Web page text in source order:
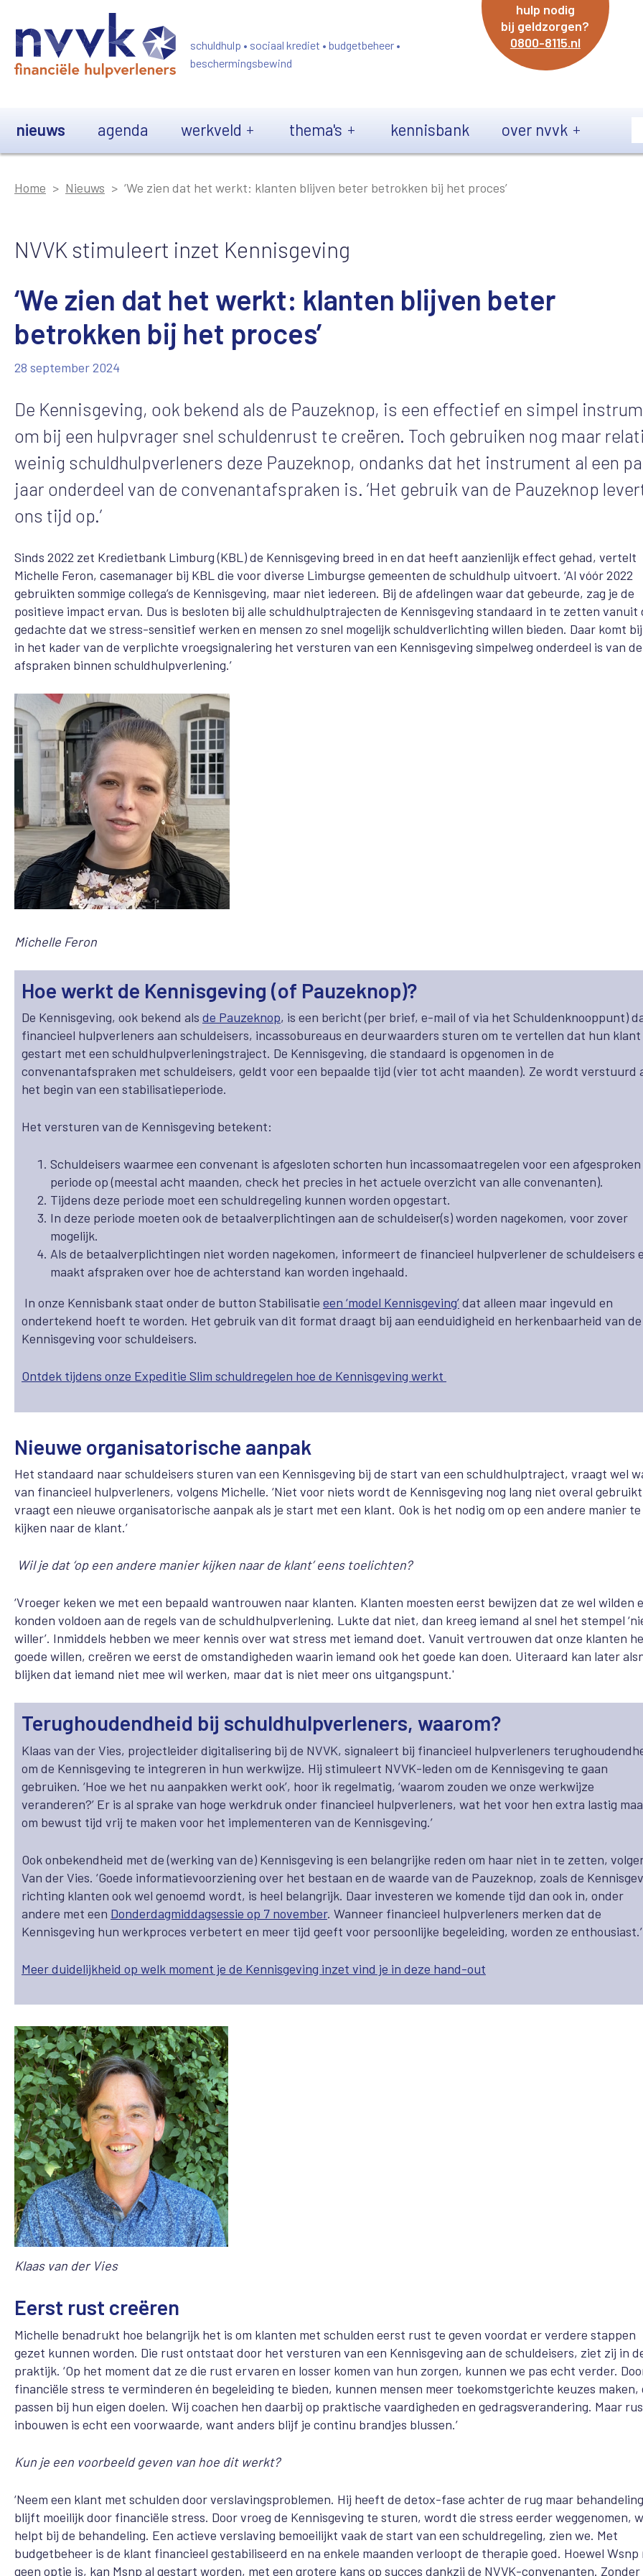
schuldhulp • sociaal krediet • budgetbeheer •
beschermingsbewind
hulp nodig
bij geldzorgen?
0800-8115.nl
nieuws agenda werkveld thema's kennisbank over nvvk
Home Nieuws ‘We zien dat het werkt: klanten blijven beter betrokken bij het proces’
NVVK stimuleert inzet Kennisgeving
‘We zien dat het werkt: klanten blijven beter
betrokken bij het proces’
28 september 2024
De Kennisgeving, ook bekend als de Pauzeknop, is een effectief en simpel
om bij een hulpvrager snel schuldenrust te creëren. Toch gebruiken nog maar
weinig schuldhulpverleners deze Pauzeknop, ondanks dat het instrument al een
jaar onderdeel van de convenantafspraken is. ‘Het gebruik van de Pauzeknop
ons tijd op.’
Sinds 2022 zet Kredietbank Limburg (KBL) de Kennisgeving breed in en dat heeft aanzienlijk effect gehad, vertelt
Michelle Feron, casemanager bij KBL die voor diverse Limburgse gemeenten de schuldhulp uitvoert. ‘Al vóór 2022
gebruikten sommige collega’s de Kennisgeving, maar niet iedereen. Bij de afdelingen waar dat gebeurde, zag je de
positieve impact ervan. Dus is besloten bij alle schuldhulptrajecten de Kennisgeving standaard in te zetten vanuit
gedachte dat we stress-sensitief werken en mensen zo snel mogelijk schuldverlichting willen bieden. Daar komt
in het kader van de verplichte vroegsignalering het versturen van een Kennisgeving simpelweg onderdeel is van de
afspraken binnen schuldhulpverlening.’
Michelle Feron
Hoe werkt de Kennisgeving (of Pauzeknop)?
De Kennisgeving, ook bekend als de Pauzeknop, is een bericht (per brief, e-mail of via het Schuldenknooppunt)
financieel hulpverleners aan schuldeisers, incassobureaus en deurwaarders sturen om te vertellen dat hun klant
gestart met een schuldhulpverleningstraject. De Kennisgeving, die standaard is opgenomen in de
convenantafspraken met schuldeisers, geldt voor een bepaalde tijd (vier tot acht maanden). Ze wordt verstuurd
het begin van een stabilisatieperiode.
Het versturen van de Kennisgeving betekent:
Schuldeisers waarmee een convenant is afgesloten schorten hun incassomaatregelen voor een afgesproken
periode op (meestal acht maanden, check het precies in het actuele overzicht van alle convenanten).
Tijdens deze periode moet een schuldregeling kunnen worden opgestart.
In deze periode moeten ook de betaalverplichtingen aan de schuldeiser(s) worden nagekomen, voor zover
mogelijk.
Als de betaalverplichtingen niet worden nagekomen, informeert de financieel hulpverlener de schuldeisers
maakt afspraken over hoe de achterstand kan worden ingehaald.
In onze Kennisbank staat onder de button Stabilisatie een ‘model Kennisgeving’dat alleen maar ingevuld en
ondertekend hoeft te worden. Het gebruik van dit format draagt bij aan eenduidigheid en herkenbaarheid van de
Kennisgeving voor schuldeisers.
Ontdek tijdens onze Expeditie Slim schuldregelen hoe de Kennisgeving werkt
Nieuwe organisatorische aanpak
Het standaard naar schuldeisers sturen van een Kennisgeving bij de start van een schuldhulptraject, vraagt wel
van financieel hulpverleners, volgens Michelle. ‘Niet voor niets wordt de Kennisgeving nog lang niet overal
vraagt een nieuwe organisatorische aanpak als je start met een klant. Ook is het nodig om op een andere manier te
kijken naar de klant.’
Wil je dat ‘op een andere manier kijken naar de klant’ eens toelichten?
‘Vroeger keken we met een bepaald wantrouwen naar klanten. Klanten moesten eerst bewijzen dat ze wel wilden
konden voldoen aan de regels van de schuldhulpverlening. Lukte dat niet, dan kreeg iemand al snel het stempel
willer’. Inmiddels hebben we meer kennis over wat stress met iemand doet. Vanuit vertrouwen dat onze klanten
goede willen, creëren we eerst de omstandigheden waarin iemand ook het goede kan doen. Uiteraard kan later
blijken dat iemand niet mee wil werken, maar dat is niet meer ons uitgangspunt.'
Terughoudendheid bij schuldhulpverleners, waarom?
Klaas van der Vies, projectleider digitalisering bij de NVVK, signaleert bij financieel hulpverleners
om de Kennisgeving te integreren in hun werkwijze. Hij stimuleert NVVK-leden om de Kennisgeving te gaan
gebruiken. ‘Hoe we het nu aanpakken werkt ook’, hoor ik regelmatig, ‘waarom zouden we onze werkwijze
veranderen?’ Er is al sprake van hoge werkdruk onder financieel hulpverleners, wat het voor hen extra lastig
om bewust tijd vrij te maken voor het implementeren van de Kennisgeving.’
Ook onbekendheid met de (werking van de) Kennisgeving is een belangrijke reden om haar niet in te zetten,
Van der Vies. ‘Goede informatievoorziening over het bestaan en de waarde van de Pauzeknop, zoals de
richting klanten ook wel genoemd wordt, is heel belangrijk. Daar investeren we komende tijd dan ook in, onder
andere met een Donderdagmiddagsessie op 7 november. Wanneer financieel hulpverleners merken dat de
Kennisgeving hun werkproces verbetert en meer tijd geeft voor persoonlijke begeleiding, worden ze enthousiast.’
Meer duidelijkheid op welk moment je de Kennisgeving inzet vind je in deze hand-out
Klaas van der Vies
Eerst rust creëren
Michelle benadrukt hoe belangrijk het is om klanten met schulden eerst rust te geven voordat er verdere stappen
gezet kunnen worden. Die rust ontstaat door het versturen van een Kennisgeving aan de schuldeisers, ziet zij in
praktijk. ‘Op het moment dat ze die rust ervaren en losser komen van hun zorgen, kunnen we pas echt verder.
financiële stress te verminderen én begeleiding te bieden, kunnen mensen meer toekomstgerichte keuzes maken,
passen bij hun eigen doelen. Wij coachen hen daarbij op praktische vaardigheden en gedragsverandering. Maar
inbouwen is echt een voorwaarde, want anders blijf je continu brandjes blussen.’
Kun je een voorbeeld geven van hoe dit werkt?
‘Neem een klant met schulden door verslavingsproblemen. Hij heeft de detox-fase achter de rug maar behandeling
blijft moeilijk door financiële stress. Door vroeg de Kennisgeving te sturen, wordt die stress eerder weggenomen,
helpt bij de behandeling. Een actieve verslaving bemoeilijkt vaak de start van een schuldregeling, zien we. Met
budgetbeheer is de klant financieel gestabiliseerd en na enkele maanden verloopt de therapie goed. Hoewel Wsnp
geen optie is, kan Msnp al gestart worden, met een grotere kans op succes dankzij de NVVK-convenanten. Zonder